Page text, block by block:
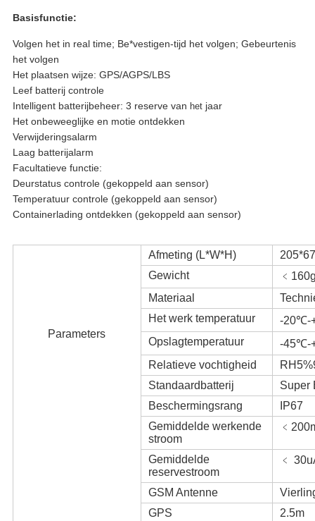
Basisfunctie:
Volgen het in real time; Be*vestigen-tijd het volgen; Gebeurtenis
het volgen
Het plaatsen wijze: GPS/AGPS/LBS
Leef batterij controle
Intelligent batterijbeheer: 3 reserve van het jaar
Het onbeweeglijke en motie ontdekken
Verwijderingsalarm
Laag batterijalarm
Facultatieve functie:
Deurstatus controle (gekoppeld aan sensor)
Temperatuur controle (gekoppeld aan sensor)
Containerlading ontdekken (gekoppeld aan sensor)
Parameters
Afmeting (L*W*H)
Gewicht
Materiaal
Het werk temperatuur
-20℃-
Opslagtemperatuur
-45℃-
Relatieve vochtigheid
Standaardbatterij
Super
Beschermingsrang
IP67
Gemiddelde werkende
stroom
Gemiddelde
reservestroom
﹤
GSM Antenne
GPS
2.5m